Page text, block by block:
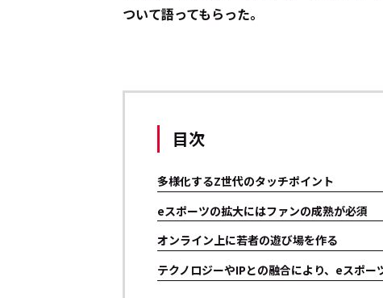
ついて語ってもらった。
目次
多様化するZ世代のタッチポイント
eスポーツの拡大にはファンの成熟が必須
オンライン上に若者の遊び場を作る
テクノロジーやIPとの融合により、eスポー